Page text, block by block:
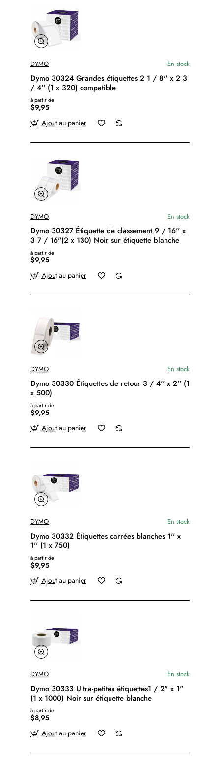
DYMO En stock
Dymo 30324 Grandes étiquettes 2 1 / 8'' x 2 3
/ 4'' (1 x 320) compatible
à partir de
$9,95
Ajout au panier
DYMO En stock
Dymo 30327 Étiquette de classement 9 / 16'' x
3 7 / 16"(2 x 130) Noir sur étiquette blanche
à partir de
$9,95
Ajout au panier
DYMO En stock
Dymo 30330 Étiquettes de retour 3 / 4'' x 2'' (1
x 500)
à partir de
$9,95
Ajout au panier
DYMO En stock
Dymo 30332 Étiquettes carrées blanches 1'' x
1'' (1 x 750)
à partir de
$9,95
Ajout au panier
DYMO En stock
Dymo 30333 Ultra-petites étiquettes1 / 2" x 1"
(1 x 1000) Noir sur étiquette blanche
à partir de
$8,95
Ajout au panier